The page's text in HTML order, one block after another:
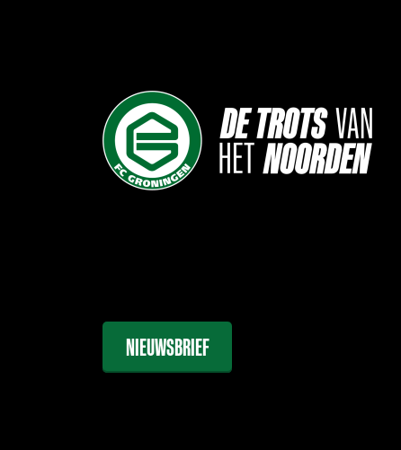
NIEUWSBRIEF